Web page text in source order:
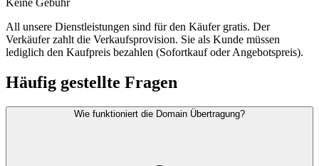
Keine Gebühr
All unsere Dienstleistungen sind für den Käufer gratis. Der
Verkäufer zahlt die Verkaufsprovision. Sie als Kunde müssen
lediglich den Kaufpreis bezahlen (Sofortkauf oder Angebotspreis).
Häufig gestellte Fragen
Wie funktioniert die Domain Übertragung?